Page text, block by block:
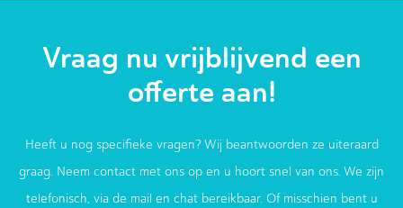
Vraag nu vrijblijvend een
offerte aan!
Heeft u nog specifieke vragen? Wij beantwoorden ze uiteraard
graag. Neem contact met ons op en u hoort snel van ons. We zijn
telefonisch, via de mail en chat bereikbaar. Of misschien bent u